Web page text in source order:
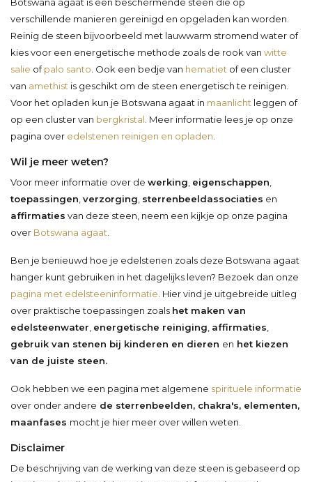
verschillende manieren gereinigd en opgeladen kan worden.
Reinig de steen bijvoorbeeld met lauwwarm stromend water of
kies voor een energetische methode zoals de rook van witte
salie ofpalo santo . Ook een bedje van hematiet of een cluster
van amethist is geschikt om de steen energetisch te reinigen.
Voor het opladen kun je Botswana agaat in maanlicht leggen of
op een cluster van bergkristal . Meer informatie lees je op onze
pagina over edelstenen reinigen en opladen
Wil je meer weten?
Voor meer informatie over de werking eigenschappen
toepassingen verzorging sterrenbeeldassociaties en
affirmaties van deze steen, neem een kijkje op onze pagina
over Botswana agaat
Ben je benieuwd hoe je edelstenen zoals deze Botswana agaat
hanger kunt gebruiken in het dagelijks leven? Bezoek dan onze
pagina met edelsteeninformatie . Hier vind je uitgebreide uitleg
over praktische toepassingen zoals het maken van
edelsteenwater energetische reiniging affirmaties
gebruik van stenen bij kinderen en dieren en het kiezen
van de juiste steen.
Ook hebben we een pagina met algemene spirituele informatie
over onder andere de sterrenbeelden, chakra's, elementen,
maanfases mocht je hier meer over willen weten.
Disclaimer
De beschrijving van de werking van deze steen is gebaseerd op